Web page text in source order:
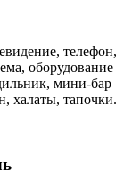
телефон,
оборудование
мини-бар
халаты, тапочки.